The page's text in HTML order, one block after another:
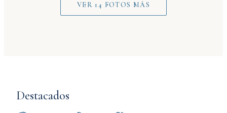
VER 14 FOTOS MÁS
Destacados